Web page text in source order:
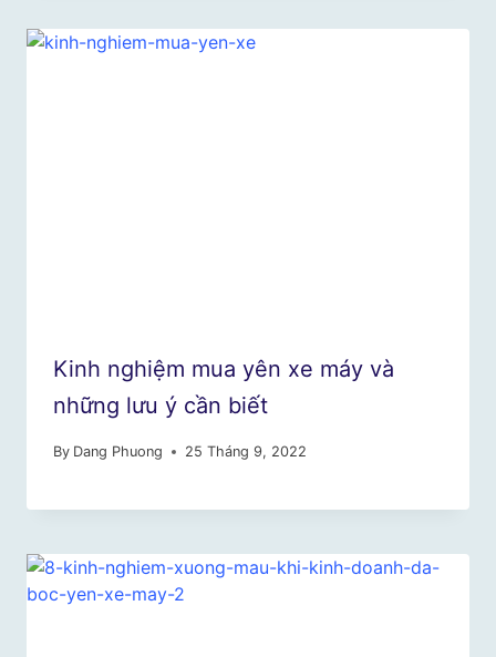
Kinh nghiệm mua yên xe máy và
những lưu ý cần biết
By Dang Phuong 25 Tháng 9, 2022